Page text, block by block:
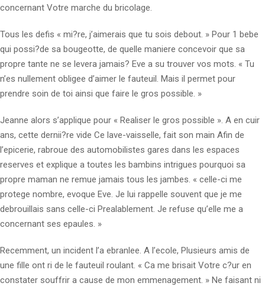
concernant Votre marche du bricolage.
Tous les defis « mi?re, j’aimerais que tu sois debout. » Pour 1 bebe
qui possi?de sa bougeotte, de quelle maniere concevoir que sa
propre tante ne se levera jamais? Eve a su trouver vos mots. « Tu
n’es nullement obligee d’aimer le fauteuil. Mais il permet pour
prendre soin de toi ainsi que faire le gros possible. »
Jeanne alors s’applique pour « Realiser le gros possible ». A en cuir
ans, cette dernii?re vide Ce lave-vaisselle, fait son main Afin de
l’epicerie, rabroue des automobilistes gares dans les espaces
reserves et explique a toutes les bambins intrigues pourquoi sa
propre maman ne remue jamais tous les jambes. « celle-ci me
protege nombre, evoque Eve. Je lui rappelle souvent que je me
debrouillais sans celle-ci Prealablement. Je refuse qu’elle me a
concernant ses epaules. »
Recemment, un incident l’a ebranlee. A l’ecole, Plusieurs amis de
une fille ont ri de le fauteuil roulant. « Ca me brisait Votre c?ur en
constater souffrir a cause de mon emmenagement. » Ne faisant ni